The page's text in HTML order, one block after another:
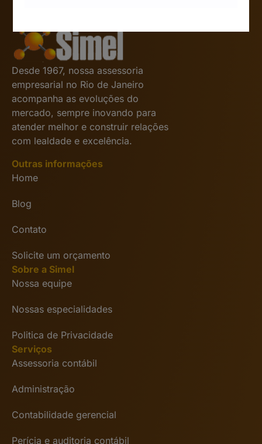
Desde 1967, nossa assessoria
empresarial no Rio de Janeiro
acompanha as evoluções do
mercado, sempre inovando para
atender melhor e construir relações
com lealdade e excelência.
Outras informações
Home
Blog
Contato
Solicite um orçamento
Sobre a Simel
Nossa equipe
Nossas especialidades
Politica de Privacidade
Serviços
Assessoria contábil
Administração
Contabilidade gerencial
Perícia e auditoria contábil